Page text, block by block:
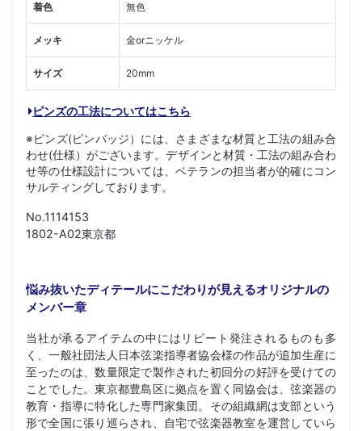
着色 無色
メッキ 金orニッケル
サイズ 20mm
ピンズの工法についてはこちら
※ピンズ(ピンバッジ）には、さまざまな材質と工法の組み合
わせ(仕様）がございます。デザインと材質・工法の組み合わ
せ等の仕様設計については、ベテランの担当者が的確にコン
サルティングしております。
No.1114153
1802-A02東京都
悩み抜いたディテールにこだわりが見えるオリジナルの
メンバー章
当社が承るアイテムの中にはリピート発注されるものも多
く、一般社団法人日本弦楽指導者協会様の作品が追加生産に
至ったのは、数量限定で製作された初回分の好評を受けての
ことでした。東京都豊島区に拠点を置く同協会は、弦楽器の
教育・指導に特化した専門家集団。その組織網は支部という
形で全国に張り巡らされ、自宅で弦楽器教室を運営していら